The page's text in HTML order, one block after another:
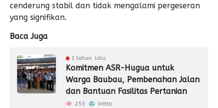
cenderung stabil dan tidak mengalami pergeseran
yang signifikan.
Baca Juga
1 tahun lalu
Komitmen ASR-Hugua untuk
Warga Baubau, Pembenahan Jalan
dan Bantuan Fasilitas Pertanian
255 Vritta